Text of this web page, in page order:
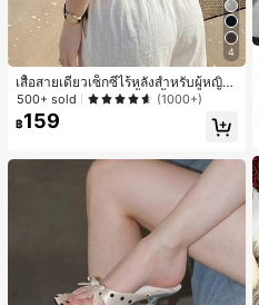
4
เสื้อสายเดี่ยวเซ็กซี่ไร้หลังสำหรับผู้หญิง
พร้อมบราแบบมีฟองน้ำ, เสื้อกล้ามแขน
กุด, เสื้อลำลองสีดำสำหรับฤดูร้อน
500+ sold (1000+)
฿159